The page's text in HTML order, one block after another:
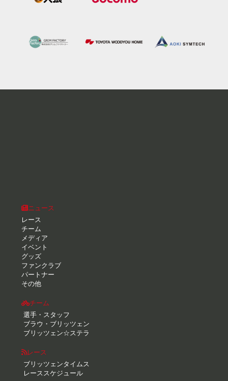
ニュース
レース
チーム
メディア
イベント
グッズ
ファンクラブ
パートナー
その他
チーム
選手・スタッフ
ブラウ・ブリッツェン
ブリッツェン☆ステラ
レース
ブリッツェンタイムス
レーススケジュール